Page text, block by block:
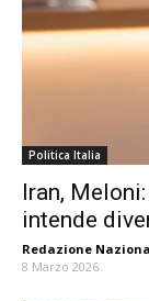
Politica Italia
Iran,
intende
Redazione
8 Marzo 2026